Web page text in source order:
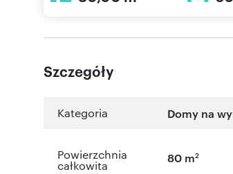
Szczegóły
Kategoria Domy na
Powierzchnia
całkowita
80 m2